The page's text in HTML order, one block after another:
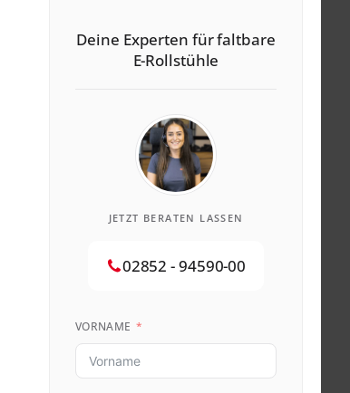
Deine Experten für faltbare
E-Rollstühle
JETZT BERATEN LASSEN
02852 - 94590-00
VORNAME